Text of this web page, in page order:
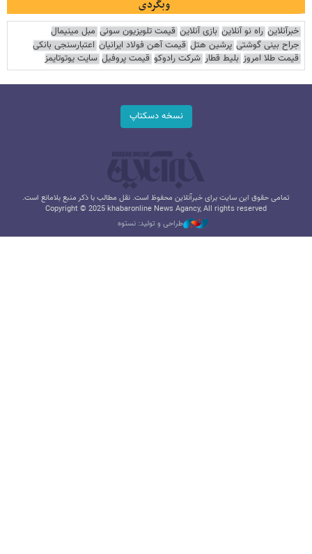
وبگردی
خبرآنلاین راه نو آنلاین بازی آنلاین قیمت تلویزیون سونی مبل مینیمال
جراح بینی گوشتی پرشین هتل قیمت آهن فولاد ایرانیان اعتبارسنجی بانکی
قیمت طلا امروز بلیط قطار شرکت رادوکو قیمت پروفیل سایت یوتوتایمز
نسخه دسکتاپ
تمامی حقوق این سایت برای خبرآنلاین محفوظ است. نقل مطالب با ذکر منبع بلامانع است.
Copyright © 2025 khabaronline News Agancy, All rights reserved
طراحی و تولید: نستوه